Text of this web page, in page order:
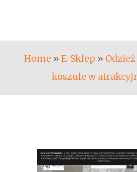
Home » E-Sklep » Odzież
koszule w